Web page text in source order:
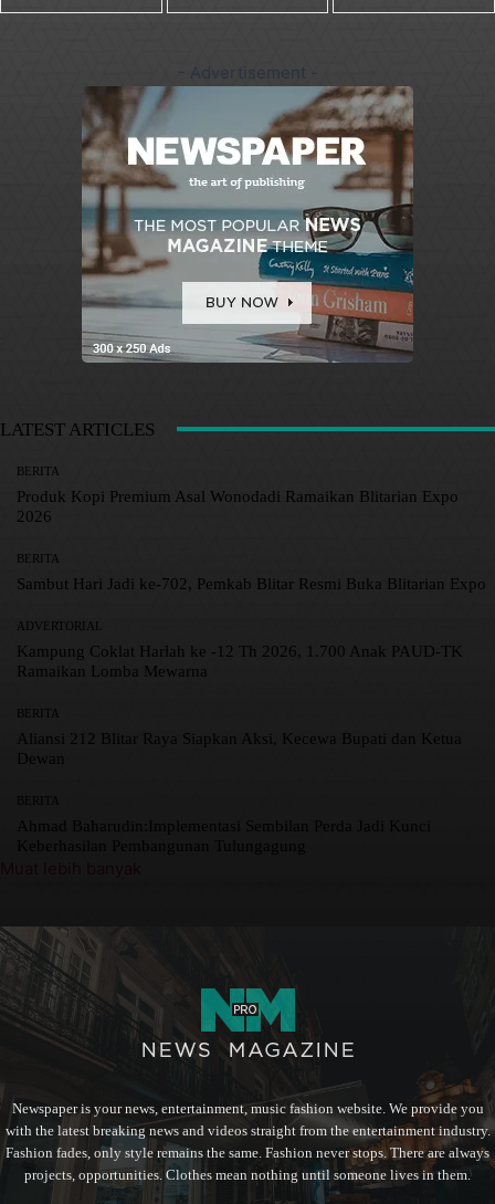
- Advertisement -
LATEST ARTICLES
BERITA
Produk Kopi Premium Asal Wonodadi Ramaikan Blitarian Expo
2026
BERITA
Sambut Hari Jadi ke-702, Pemkab Blitar Resmi Buka Blitarian Expo
ADVERTORIAL
Kampung Coklat Harlah ke -12 Th 2026, 1.700 Anak PAUD-TK
Ramaikan Lomba Mewarna
BERITA
Aliansi 212 Blitar Raya Siapkan Aksi, Kecewa Bupati dan Ketua
Dewan
BERITA
Ahmad Baharudin:Implementasi Sembilan Perda Jadi Kunci
Newspaper is your news, entertainment, music fashion website. We provide you
with the latest breaking news and videos straight from the entertainment industry.
Fashion fades, only style remains the same. Fashion never stops. There are always
projects, opportunities. Clothes mean nothing until someone lives in them.